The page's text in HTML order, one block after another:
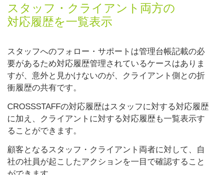
スタッフ・クライアント両方の
対応履歴を一覧表示
スタッフへのフォロー・サポートは管理台帳記載の必
要があるため対応履歴管理されているケースはありま
すが、意外と見かけないのが、クライアント側との折
衝履歴の共有です。
CROSSSTAFFの対応履歴はスタッフに対する対応履歴
に加え、クライアントに対する対応履歴も一覧表示す
ることができます。
顧客となるスタッフ・クライアント両者に対して、自
社の社員が起こしたアクションを一目で確認すること